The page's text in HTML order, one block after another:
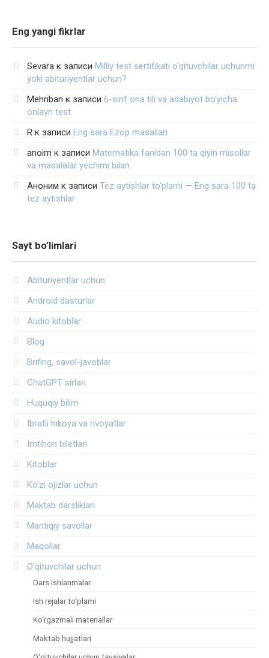
Eng yangi fikrlar
Sevara к записи Milliy test sertifikati o‘qituvchilar uchunmi
yoki abituriyentlar uchun?
Mehriban к записи 6-sinf ona tili va adabiyot bo‘yicha
onlayn test
R к записи Eng sara Ezop masallari
anoim к записи Matematika fanidan 100 ta qiyin misollar
va masalalar yechimi bilan
Аноним к записи Tez aytishlar to‘plami — Eng sara 100 ta
tez aytishlar
Sayt bo’limlari
Abituriyentlar uchun
Android dasturlar
Audio kitoblar
Blog
Brifing, savol-javoblar
ChatGPT sirlari
Huquqiy bilim
Ibratli hikoya va rivoyatlar
Imtihon biletlari
Kitoblar
Ko‘zi ojizlar uchun
Maktab darsliklari
Mantiqiy savollar
Maqollar
O‘qituvchilar uchun
Dars ishlanmalar
Ish rejalar to‘plami
Ko‘rgazmali materiallar
Maktab hujjatlari